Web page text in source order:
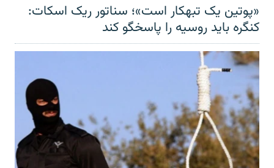
«پوتین یک تبهکار است»؛ سناتور ریک اسکات:
کنگره باید روسیه را پاسخگو کند